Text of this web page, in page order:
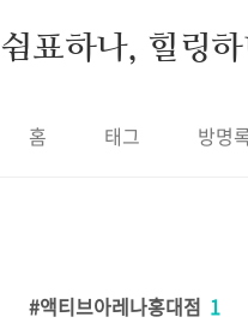
쉼표하나, 힐링
홈 태그 방명
액티브아레나홍대점 1